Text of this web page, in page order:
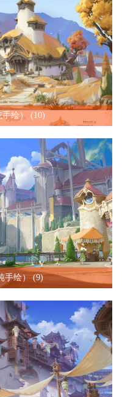
绘） (10)
手绘） (9)